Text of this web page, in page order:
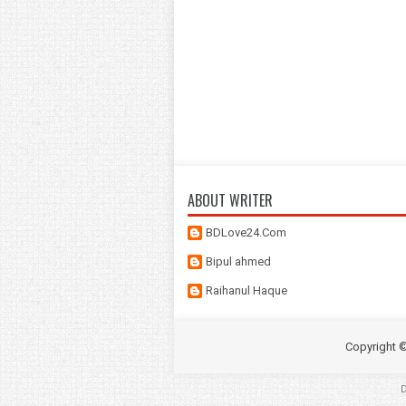
ABOUT WRITER
BDLove24.Com
Bipul ahmed
Raihanul Haque
Copyright